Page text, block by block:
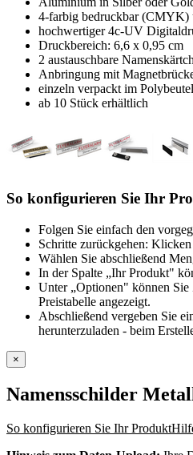
4-farbig bedruckbar (CMYK)
hochwertiger 4c-UV
Druckbereich: 6,6 x 0,95 cm
2 austauschbare
Anbringung mit
einzeln verpackt im Polybeutel
ab 10 Stück erhältlich
So konfigurieren Sie Ihr
Folgen Sie einfach den
Schritte zurückgehen:
Wählen Sie abschließend
In der Spalte „Ihr Produkt"
Unter „Optionen" können
Preistabelle angezeigt.
Abschließend vergeben Sie
herunterzuladen - beim
×
Namensschilder
So konfigurieren Sie Ihr Produkt